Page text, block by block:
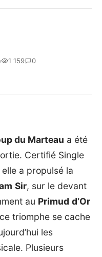
1 159 0
du Marteau a été
Certifié Single
a propulsé la
Sir, sur le devant
au Primud d’Or
triomphe se cache
les
Plusieurs